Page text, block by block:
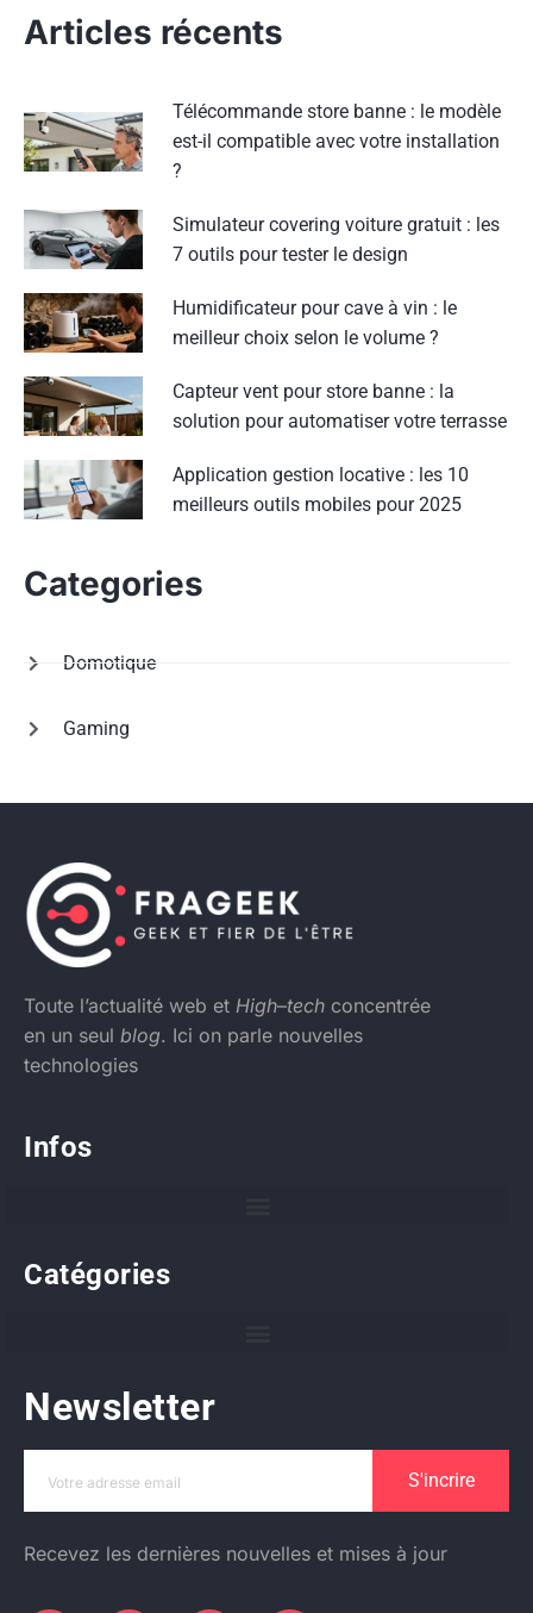
Articles récents
Télécommande store banne : le modèle
est-il compatible avec votre installation
?
Simulateur covering voiture gratuit : les
7 outils pour tester le design
Humidificateur pour cave à vin : le
meilleur choix selon le volume ?
Capteur vent pour store banne : la
solution pour automatiser votre terrasse
Application gestion locative : les 10
meilleurs outils mobiles pour 2025
Categories
Domotique
Gaming
Toute l’actualité web et High–tech concentrée
en un seul blog. Ici on parle nouvelles
technologies
Infos
Catégories
Newsletter
S'incrire
Recevez les dernières nouvelles et mises à jour